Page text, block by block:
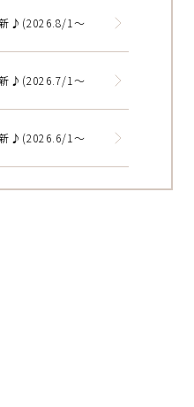
♪(2026.8/1～
♪(2026.7/1～
♪(2026.6/1～